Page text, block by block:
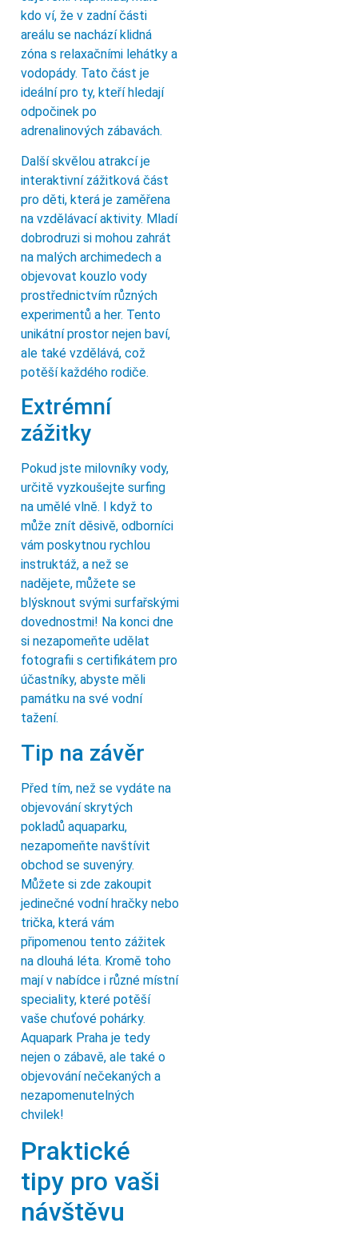
kdo ví, že v zadní části
areálu se nachází klidná
zóna s relaxačními lehátky a
vodopády. Tato část je
ideální pro ty, kteří hledají
odpočinek po
adrenalinových zábavách.
Další skvělou atrakcí je
interaktivní zážitková část
pro děti, která je zaměřena
na vzdělávací aktivity. Mladí
dobrodruzi si mohou zahrát
na malých archimedech a
objevovat kouzlo vody
prostřednictvím různých
experimentů a her. Tento
unikátní prostor nejen baví,
ale také vzdělává, což
potěší každého rodiče.
Extrémní
zážitky
Pokud jste milovníky vody,
určitě vyzkoušejte surfing
na umělé vlně. I když to
může znít děsivě, odborníci
vám poskytnou rychlou
instruktáž, a než se
nadějete, můžete se
blýsknout svými surfařskými
dovednostmi! Na konci dne
si nezapomeňte udělat
fotografii s certifikátem pro
účastníky, abyste měli
památku na své vodní
tažení.
Tip na závěr
Před tím, než se vydáte na
objevování skrytých
pokladů aquaparku,
nezapomeňte navštívit
obchod se suvenýry.
Můžete si zde zakoupit
jedinečné vodní hračky nebo
trička, která vám
připomenou tento zážitek
na dlouhá léta. Kromě toho
mají v nabídce i různé místní
speciality, které potěší
vaše chuťové pohárky.
Aquapark Praha je tedy
nejen o zábavě, ale také o
objevování nečekaných a
nezapomenutelných
chvilek!
Praktické
tipy pro vaši
návštěvu